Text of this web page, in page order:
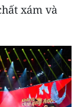
xám và